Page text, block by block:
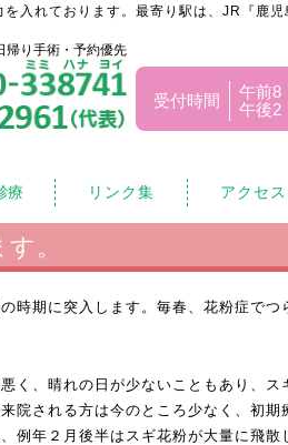
入れております。最寄り駅は、JR『鹿
帰り手術・予約優先
受付時間
午前8
午後2
療 リンク集 アクセス
。
時期に突入します。毎春、花粉症でつ
く、晴れの日が少ないこともあり、ス
院される方は今のところ少なく、初期
例年２月後半はスギ花粉が大量に飛散